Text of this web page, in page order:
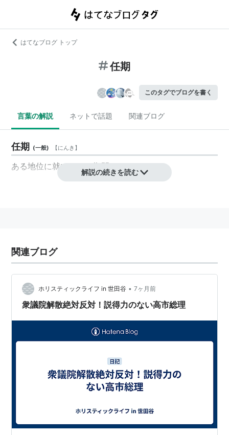
はてなブログ トップ
任期
このタグでブログを書く
言葉の解説 ネットで話題 関連ブログ
任期 (一般) 【にんき 】
ある地位に就いている期間。
解説の続きを読む
関連ブログ
ホリスティックライフ in 世田谷 • 7ヶ月前
衆議院解散絶対反対！説得力のない高市総理